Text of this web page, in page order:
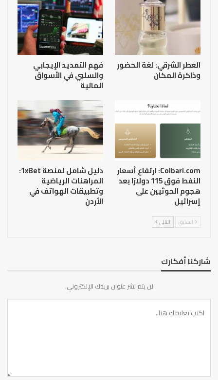
العطر الشرقي: لغة الحضور
وذاكرة المكان
فهم التمديد الإيجابي
والسلبي في الأسواق
المالية
Colbari.com: ارتفاع أسعار
النفط فوق 115 دولارًا بعد
هجوم الحوثيين على
إسرائيل
دليل شامل لمنصة 1xBet:
المراهنات الرياضية
وتطبيقات الهواتف في
الأردن
السابق التالي
شاركنا أفكارك
لن يتم نشر عنوان بريدك الإلكتروني.